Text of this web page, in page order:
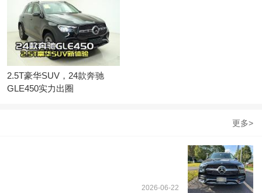
2.5T豪华SUV，24款奔驰
GLE450实力出圈
更多>
2026-06-22